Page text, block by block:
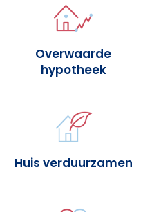
Overwaarde
hypotheek
Huis verduurzamen